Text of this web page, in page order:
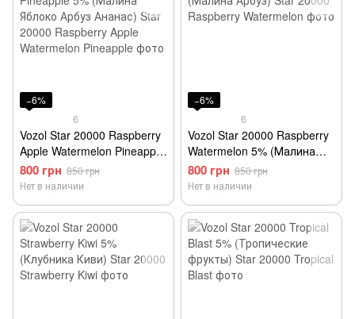
−6%
6
Vozol Star 20000 Raspberry
Apple Watermelon Pineapple
5% (Малина Яблоко Арбуз
Ананас)
800 грн 850 грн
Нет в наличии
−6%
6
Vozol Star 20000 Raspberry
Watermelon 5% (Малина
Арбуз)
800 грн 850 грн
Нет в наличии